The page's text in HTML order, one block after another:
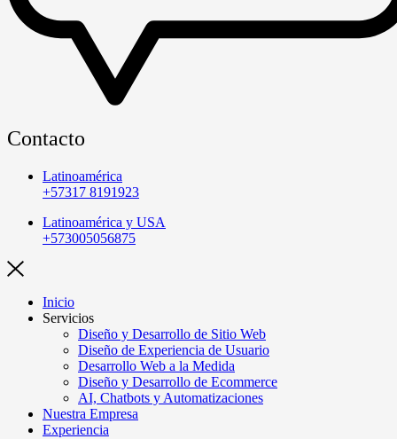
Contacto
Latinoamérica
+57317 8191923
Latinoamérica y USA
+573005056875
Inicio
Servicios
Diseño y Desarrollo de Sitio Web
Diseño de Experiencia de Usuario
Desarrollo Web a la Medida
Diseño y Desarrollo de Ecommerce
AI, Chatbots y Automatizaciones
Nuestra Empresa
Experiencia